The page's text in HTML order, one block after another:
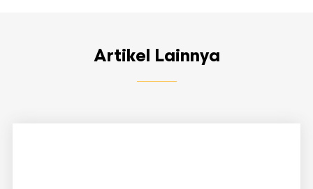
Artikel Lainnya